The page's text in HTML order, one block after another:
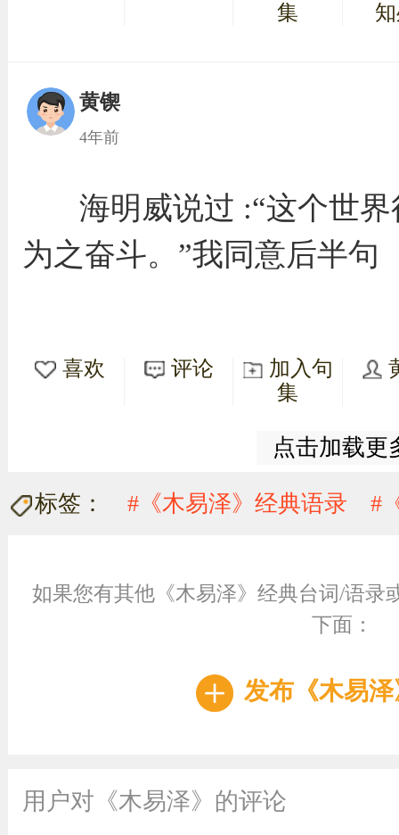
集
黄锲
4年前
海明威说过 :“这个世
为之奋斗。”我同意后半句
喜欢 评论
加入句
集
点击加载更
标签： #《木易泽》经典语录 #
如果您有其他《木易泽》经典台词/语录
下面：
发布《木易
用户对《木易泽》的评论